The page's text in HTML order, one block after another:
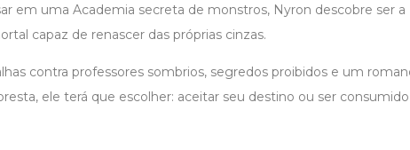
em uma Academia secreta de monstros, Nyron descobre ser a
capaz de renascer das próprias cinzas.
contra professores sombrios, segredos proibidos e um
ele terá que escolher: aceitar seu destino ou ser